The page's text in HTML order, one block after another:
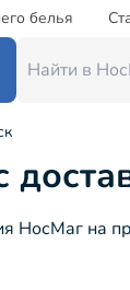
белья
НосМаг на